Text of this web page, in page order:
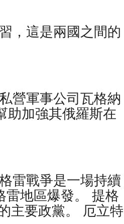
，這是兩國之間的
營軍事公司瓦格納
助加強其俄羅斯在
雷戰爭是一場持續
雷地區爆發。 提格
主要政黨。 厄立特